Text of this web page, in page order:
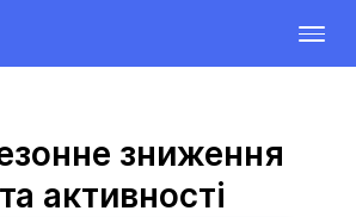
зниження
активності